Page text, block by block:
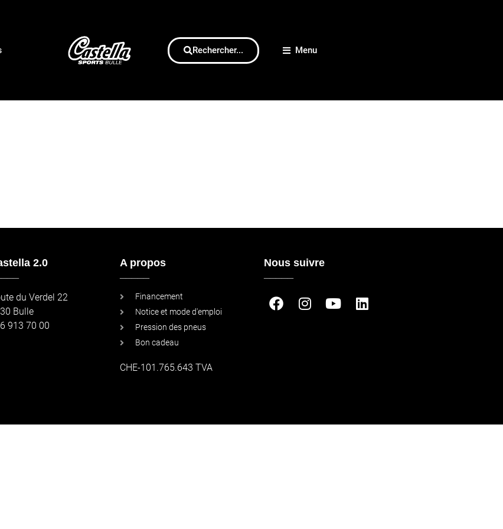
Rechercher... Menu
2.0
du Verdel 22
Bulle
913 70 00
A propos
Financement
Notice et mode d'emploi
Pression des pneus
Bon cadeau
CHE-101.765.643 TVA
Nous suivre